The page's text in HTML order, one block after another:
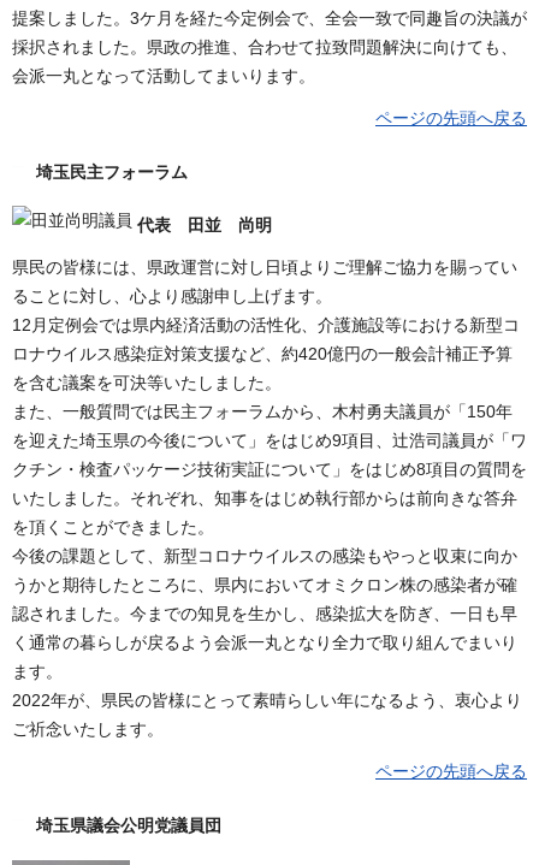
提案しました。3ケ月を経た今定例会で、全会一致で同趣旨の決議が
採択されました。県政の推進、合わせて拉致問題解決に向けても、
会派一丸となって活動してまいります。
ページの先頭へ戻る
埼玉民主フォーラム
代表 田並 尚明
県民の皆様には、県政運営に対し日頃よりご理解ご協力を賜ってい
ることに対し、心より感謝申し上げます。
12月定例会では県内経済活動の活性化、介護施設等における新型コ
ロナウイルス感染症対策支援など、約420億円の一般会計補正予算
を含む議案を可決等いたしました。
また、一般質問では民主フォーラムから、木村勇夫議員が「150年
を迎えた埼玉県の今後について」をはじめ9項目、辻浩司議員が「ワ
クチン・検査パッケージ技術実証について」をはじめ8項目の質問を
いたしました。それぞれ、知事をはじめ執行部からは前向きな答弁
を頂くことができました。
今後の課題として、新型コロナウイルスの感染もやっと収束に向か
うかと期待したところに、県内においてオミクロン株の感染者が確
認されました。今までの知見を生かし、感染拡大を防ぎ、一日も早
く通常の暮らしが戻るよう会派一丸となり全力で取り組んでまいり
ます。
2022年が、県民の皆様にとって素晴らしい年になるよう、衷心より
ご祈念いたします。
ページの先頭へ戻る
埼玉県議会公明党議員団